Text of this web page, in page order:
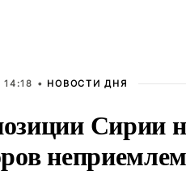
• НОВОСТИ ДНЯ
Сирии